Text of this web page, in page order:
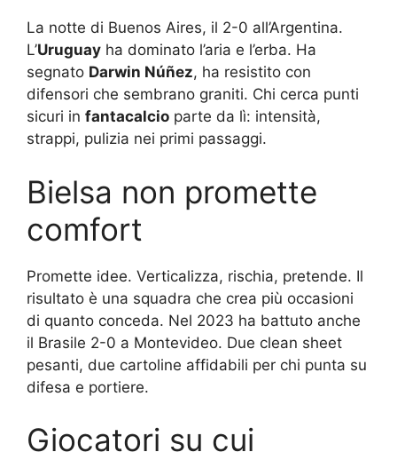
La notte di Buenos Aires, il 2-0 all’Argentina.
L’Uruguay ha dominato l’aria e l’erba. Ha
segnato Darwin Núñez, ha resistito con
difensori che sembrano graniti. Chi cerca punti
sicuri in fantacalcio parte da lì: intensità,
strappi, pulizia nei primi passaggi.
Bielsa non promette
comfort
Promette idee. Verticalizza, rischia, pretende. Il
risultato è una squadra che crea più occasioni
di quanto conceda. Nel 2023 ha battuto anche
il Brasile 2-0 a Montevideo. Due clean sheet
pesanti, due cartoline affidabili per chi punta su
difesa e portiere.
Giocatori su cui